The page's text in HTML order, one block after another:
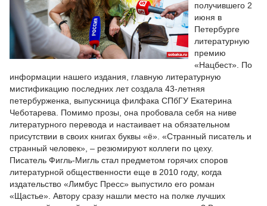
получившего 2
июня в
Петербурге
литературную
премию
«Нацбест». По
информации нашего издания, главную литературную
мистификацию последних лет создала 43-летняя
петербурженка, выпускница филфака СПбГУ Екатерина
Чеботарева. Помимо прозы, она пробовала себя на ниве
литературного перевода и настаивает на обязательном
присутствии в своих книгах буквы «ё». «Странный писатель и
странный человек», – резюмируют коллеги по цеху.
Писатель Фигль-Мигль стал предметом горячих споров
литературной общественности еще в 2010 году, когда
издательство «Лимбус Пресс» выпустило его роман
«Щастье». Автору сразу нашли место на полке лучших